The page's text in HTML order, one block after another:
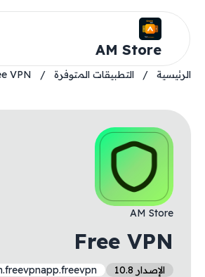
AM Store
الرئيسية / التطبيقات المتوفرة /
VPN
AM Store
Free VPN
الإصدار 10.8